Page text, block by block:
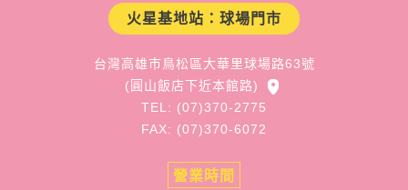
火星基地站：球場門市
台灣高雄市鳥松區大華里球場路63號
(圓山飯店下近本館路)
TEL: (07)370-2775
FAX: (07)370-6072
營業時間